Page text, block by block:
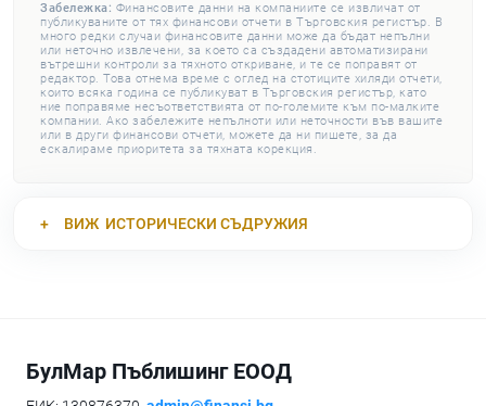
Забележка: Финансовите данни на компаниите се извличат от
публикуваните от тях финансови отчети в Търговския регистър. В
много редки случаи финансовите данни може да бъдат непълни
или неточно извлечени, за което са създадени автоматизирани
вътрешни контроли за тяхното откриване, и те се поправят от
редактор. Това отнема време с оглед на стотиците хиляди отчети,
които всяка година се публикуват в Търговския регистър, като
ние поправяме несъответствията от по-големите към по-малките
компании. Ако забележите непълноти или неточности във вашите
или в други финансови отчети, можете да ни пишете, за да
ескалираме приоритета за тяхната корекция.
ВИЖ ИСТОРИЧЕСКИ СЪДРУЖИЯ
БулМар Пъблишинг ЕООД